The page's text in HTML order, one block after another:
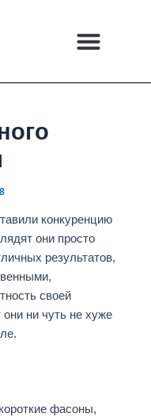
конкуренцию
они просто
результатов,
своей
ни чуть не хуже
фасоны,